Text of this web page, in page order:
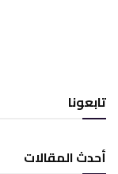
تابعونا
أحدث المقالات